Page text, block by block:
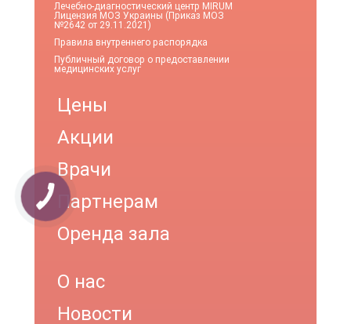
Лечебно-диагностический центр MIRUM
Лицензия МОЗ Украины (Приказ МОЗ
№2642 от 29.11.2021)
Правила внутреннего распорядка
Публичный договор о предоставлении
медицинских услуг
Цены
Акции
Врачи
Партнерам
Оренда зала
О нас
Новости